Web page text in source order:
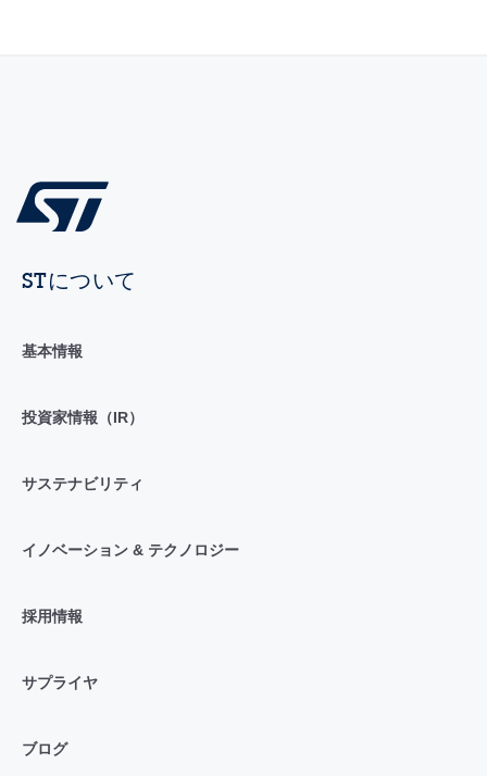
STについて
基本情報
投資家情報（IR）
サステナビリティ
イノベーション & テクノロジー
採用情報
サプライヤ
ブログ